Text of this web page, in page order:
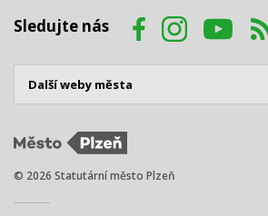
Sledujte nás
© 2026 Statutární město Plzeň